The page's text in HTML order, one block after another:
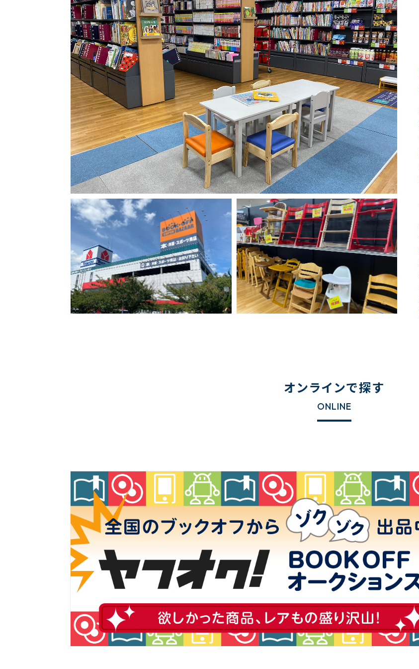
オンラインで探す
ONLINE